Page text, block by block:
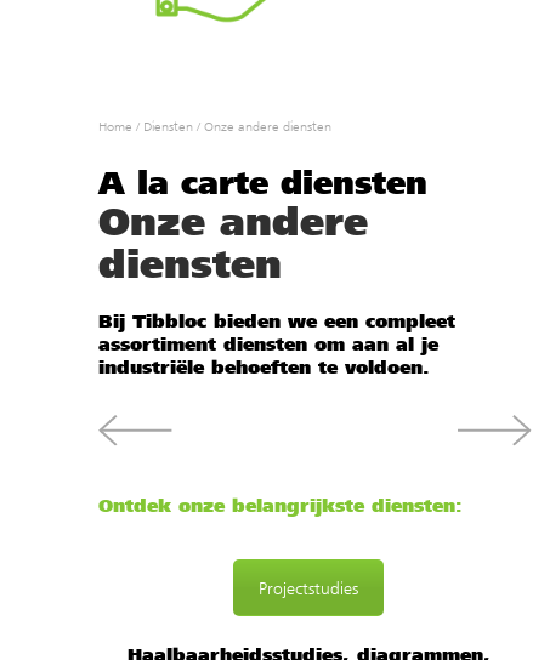
Home / Diensten / Onze andere diensten
A la carte diensten
Onze andere
diensten
Bij Tibbloc bieden we een compleet
assortiment diensten om aan al je
industriële behoeften te voldoen.
Ontdek onze belangrijkste diensten:
Projectstudies
Haalbaarheidsstudies, diagrammen,